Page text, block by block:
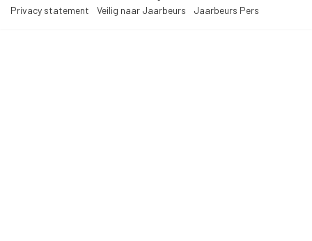
Privacy statement
Veilig naar Jaarbeurs Jaarbeurs Pers